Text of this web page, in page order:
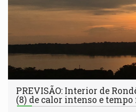
PREVISÃO: Interior de
(8) de calor intenso e